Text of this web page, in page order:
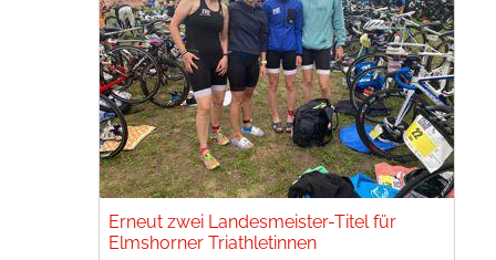
Erneut zwei Landesmeister-Titel für
Elmshorner Triathletinnen